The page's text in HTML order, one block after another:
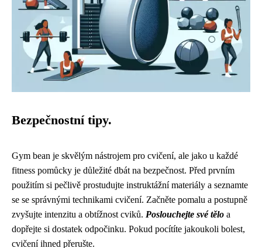
Bezpečnostní tipy.
Gym bean je skvělým nástrojem pro cvičení, ale jako u každé
fitness pomůcky je důležité dbát na bezpečnost. Před prvním
použitím si pečlivě prostudujte instruktážní materiály a seznamte
se se správnými technikami cvičení. Začněte pomalu a postupně
zvyšujte intenzitu a obtížnost cviků. Poslouchejte své tělo a
dopřejte si dostatek odpočinku. Pokud pocítíte jakoukoli bolest,
cvičení ihned přerušte.